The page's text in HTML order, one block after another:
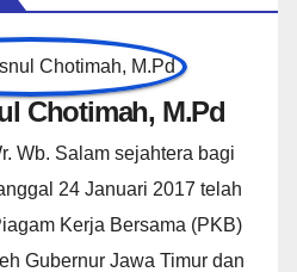
Chotimah, M.Pd
Wb. Salam sejahtera bagi
24 Januari 2017 telah
Kerja Bersama (PKB)
Gubernur Jawa Timur dan